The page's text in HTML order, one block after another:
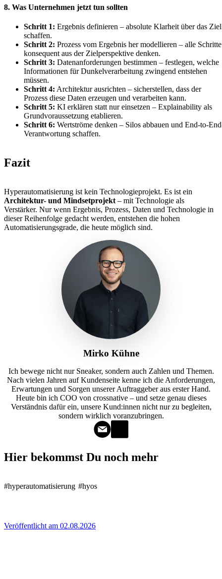
8. Was Unternehmen jetzt tun sollten
Schritt 1: Ergebnis definieren – absolute Klarheit über das Ziel
schaffen.
Schritt 2: Prozess vom Ergebnis her modellieren – alle Schritte
konsequent aus der Zielperspektive denken.
Schritt 3: Datenanforderungen bestimmen – festlegen, welche
Informationen für Dunkelverarbeitung zwingend entstehen
müssen.
Schritt 4: Architektur ausrichten – sicherstellen, dass der
Prozess diese Daten erzeugen und verarbeiten kann.
Schritt 5: KI erklären statt nur einsetzen – Explainability als
Grundvoraussetzung etablieren.
Schritt 6: Wertströme denken – Silos abbauen und End-to-
Verantwortung schaffen.
Fazit
Hyperautomatisierung ist kein Technologieprojekt. Es ist ein
Architektur- und Mindsetprojekt – mit Technologie als
Verstärker. Nur wenn Ergebnis, Prozess, Daten und Technologie in
dieser Reihenfolge gedacht werden, entstehen die hohen
Automatisierungsgrade, die heute möglich sind.
Mirko Kühne
Ich bewege nicht nur Sneaker, sondern auch Zahlen und Themen.
Nach vielen Jahren auf Kundenseite kenne ich die Anforderungen,
Erwartungen und Sorgen unserer Auftraggeber aus erster Hand.
Heute bin ich COO von crossnative – und setze genau dieses
Verständnis dafür ein, unsere Kund:innen nicht nur zu begleiten,
sondern wirklich voranzubringen.
Hier bekommst Du noch mehr
#hyperautomatisierung #hyos
Veröffentlicht am 02.08.2026